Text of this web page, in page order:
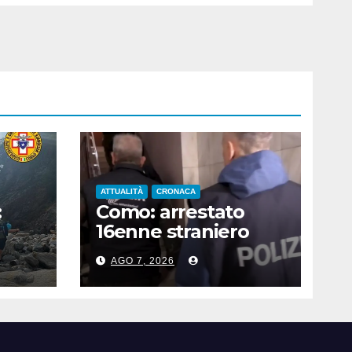
ATTUALITÀ CRONACA
Como: arrestato
16enne straniero
che faceva
propaganda all’Isis
AGO 7, 2026